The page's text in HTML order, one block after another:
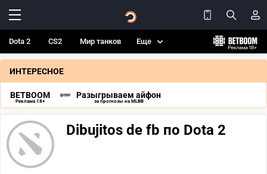
Dota 2 CS2 Мир танков Еще
ИНТЕРЕСНОЕ
BETBOOM
Реклама 18+
Разыгрываем айфон
за прогнозы на MLBB
Dibujitos de fb по Dota 2